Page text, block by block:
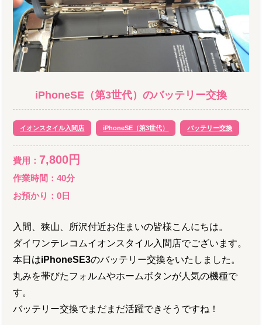
iPhoneSE（第3世代） のバッテリー交換
イオンスタイル入間店 iPhoneSE（第3世代） バッテリー交換
費用： 7,800円
作業時間：40分
お預かり：0 日
入間、狭山、所沢付近お住まいの皆様こんにちは。
ダイワンテレコムイオンスタイル入間店でございます。
本日はiPhoneSE3のバッテリー交換をいたしました。
丸みを帯びたフォルムやホームボタンが人気の機種で
す。
バッテリー交換でまだまだ活躍できそうですね！